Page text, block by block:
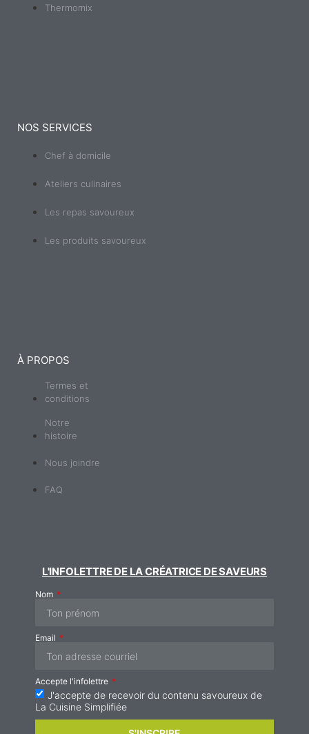
Thermomix
NOS SERVICES
Chef à domicile
Ateliers culinaires
Les repas savoureux
Les produits savoureux
À PROPOS
Termes et
conditions
Notre
histoire
Nous joindre
FAQ
L'INFOLETTRE DE LA CRÉATRICE DE SAVEURS
Nom
Email
Accepte l'infolettre
J'accepte de recevoir du contenu savoureux de
La Cuisine Simplifiée